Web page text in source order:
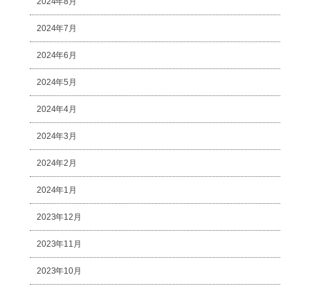
2024年7月
2024年6月
2024年5月
2024年4月
2024年3月
2024年2月
2024年1月
2023年12月
2023年11月
2023年10月